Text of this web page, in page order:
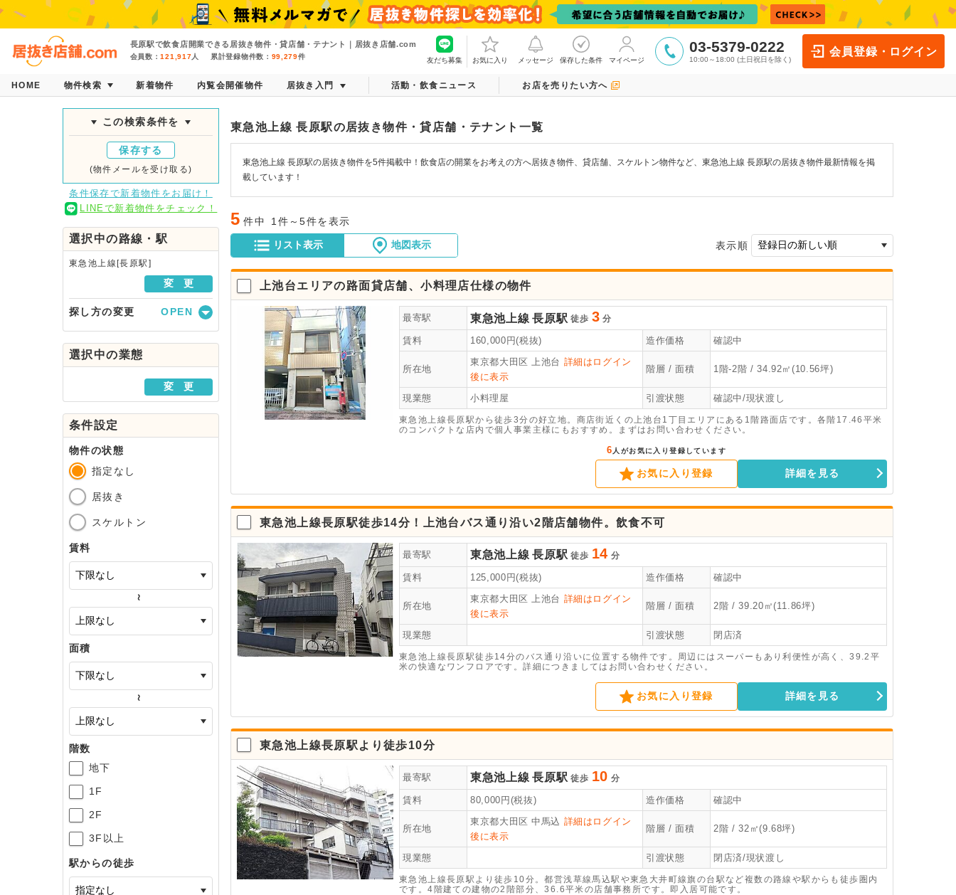
長原駅で飲食店開業できる居抜き物件・貸店舗・テナント｜居抜き店舗.com
会員数：121,917人 累計登録物件数： 99,279件 友だち募集 お気に入り メッセージ 保存した条件 マイページ
03-5379-0222
10:00～18:00 (土日祝日を除く)
会員登録・ログイン
HOME 物件検索 新着物件 内覧会開催物件 居抜き入門 活動・飲食ニュース お店を売りたい方へ
この検索条件を
保存する
(物件メールを受け取る)
条件保存で新着物件をお届け！
LINEで新着物件をチェック！
選択中の路線・駅
東急池上線[長原駅]
変 更
探し方の変更
駅・路線から探す
地域から探す
選択中の業態
変 更
条件設定
物件の状態
指定なし
居抜き
スケルトン
賃料
～
面積
～
階数
地下
1F
2F
3F以上
駅からの徒歩
東急池上線 長原駅の居抜き物件・貸店舗・テナント一覧
東急池上線 長原駅の居抜き物件を5件掲載中！飲食店の開業をお考えの方へ居抜き物件、貸店舗、スケルトン物件など、東急池上線 長原駅の居抜き物件最新情報を掲
載しています！
5 件中 1件～5件を表示
リスト表示 地図表示 表示順
上池台エリアの路面貸店舗、小料理店仕様の物件
最寄駅 東急池上線 長原駅 徒歩 3 分
賃料 160,000 円(税抜) 造作価格 確認中
所在地
東京都大田区 上池台 詳細はログイン
後に表示
階層 / 面積 1階-2階 / 34.92㎡(10.56坪)
現業態 小料理屋 引渡状態 確認中/現状渡し
東急池上線長原駅から徒歩3分の好立地。商店街近くの上池台1丁目エリアにある1階路面店です。各階17.46平米
のコンパクトな店内で個人事業主様にもおすすめ。まずはお問い合わせください。
6 人がお気に入り登録しています
お気に入り登録 詳細を見る
東急池上線長原駅徒歩14分！上池台バス通り沿い2階店舗物件。飲食不可
最寄駅 東急池上線 長原駅 徒歩 14 分
賃料 125,000 円(税抜) 造作価格 確認中
所在地
東京都大田区 上池台 詳細はログイン
後に表示
階層 / 面積 2階 / 39.20㎡(11.86坪)
現業態 引渡状態 閉店済
東急池上線長原駅徒歩14分のバス通り沿いに位置する物件です。周辺にはスーパーもあり利便性が高く、39.2平
米の快適なワンフロアです。詳細につきましてはお問い合わせください。
お気に入り登録 詳細を見る
東急池上線長原駅より徒歩10分
最寄駅 東急池上線 長原駅 徒歩 10 分
賃料 80,000 円(税抜) 造作価格 確認中
所在地
東京都大田区 中馬込 詳細はログイン
後に表示
階層 / 面積 2階 / 32㎡(9.68坪)
現業態 引渡状態 閉店済/現状渡し
東急池上線長原駅より徒歩10分。都営浅草線馬込駅や東急大井町線旗の台駅など複数の路線や駅からも徒歩圏内
です。4階建ての建物の2階部分、36.6平米の店舗事務所です。即入居可能です。